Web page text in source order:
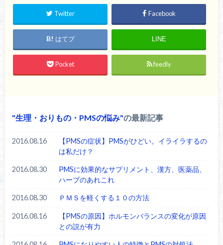
Twitter Facebook
はてブ LINE
Pocket feedly
生理・おりもの・PMSの悩み の最新記事
2016.08.16
【PMSの症状】PMSがひどい。イライラするの
は私だけ？
2016.08.30
PMSに効果的なサプリメント、漢方、医薬品、
ハーブのあれこれ
2016.08.30 ＰＭＳを軽くする１０の方法
2016.08.16
【PMSの原因】ホルモンバランスの変化が原因
との説が有力